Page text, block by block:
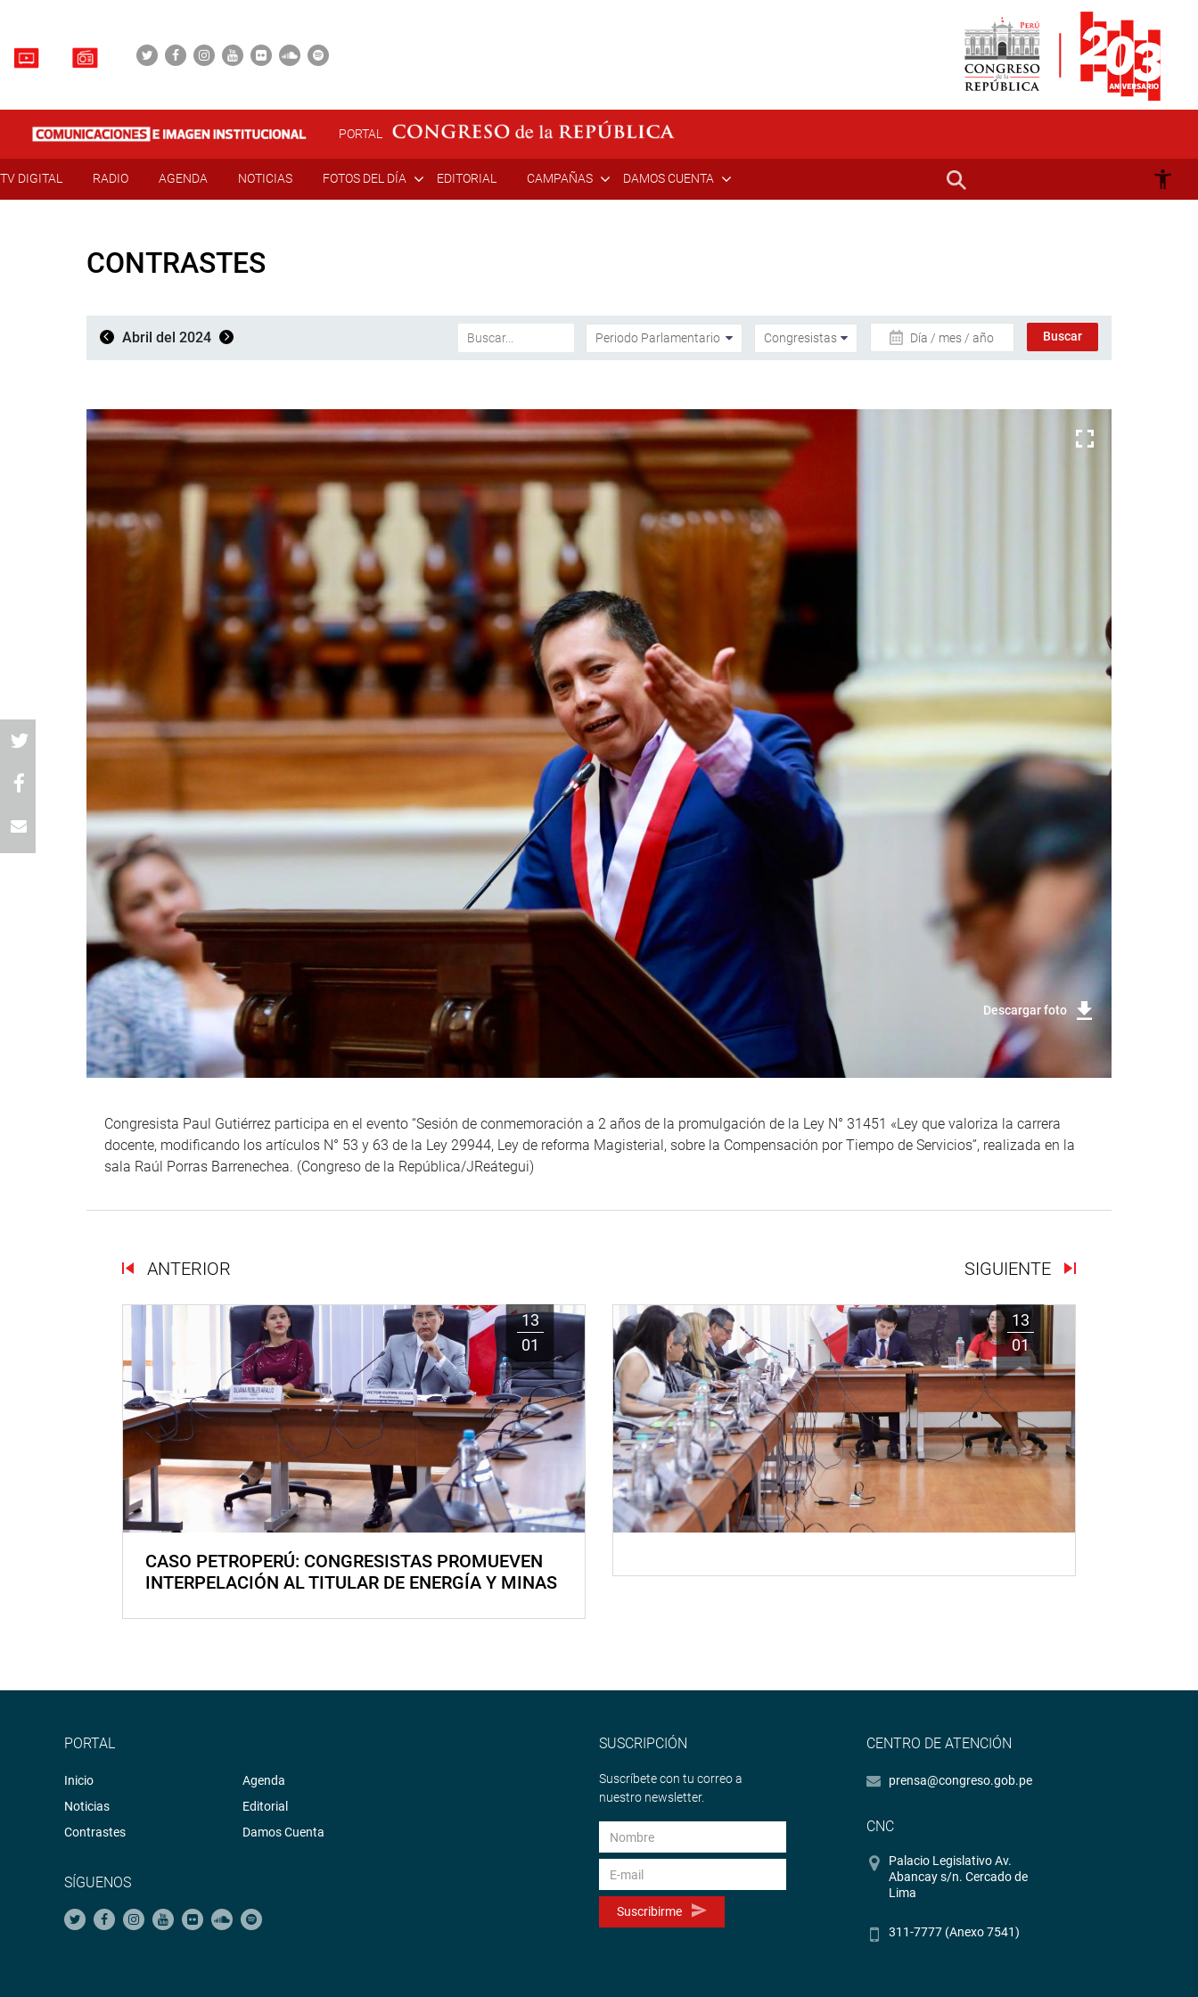
PORTAL
TV DIGITAL RADIO AGENDA NOTICIAS FOTOS DEL DÍA EDITORIAL CAMPAÑAS DAMOS CUENTA
CONTRASTES
Abril del 2024 Día / mes / año
Descargar foto
Congresista Paul Gutiérrez participa en el evento “Sesión de conmemoración a 2 años de la promulgación de la Ley N° 31451 «Ley que valoriza la carrera
docente, modificando los artículos N° 53 y 63 de la Ley 29944, Ley de reforma Magisterial, sobre la Compensación por Tiempo de Servicios”, realizada en la
sala Raúl Porras Barrenechea. (Congreso de la República/JReátegui)
ANTERIOR SIGUIENTE
13
01
CASO PETROPERÚ: CONGRESISTAS PROMUEVEN
INTERPELACIÓN AL TITULAR DE ENERGÍA Y MINAS
13
01
PORTAL
Inicio
Noticias
Contrastes
Agenda
Editorial
Damos Cuenta
SÍGUENOS
SUSCRIPCIÓN
Suscríbete con tu correo a
nuestro newsletter.
Suscribirme
CENTRO DE ATENCIÓN
prensa@congreso.gob.pe
CNC
Palacio Legislativo Av.
Abancay s/n. Cercado de
Lima
311-7777 (Anexo 7541)